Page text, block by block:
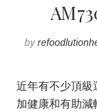
by
近年有不少頂級
加健康和有助減